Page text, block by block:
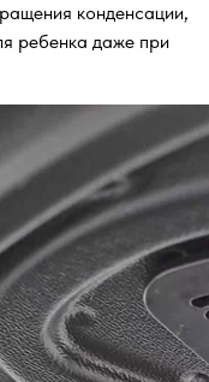
конденсации,
ребенка даже при